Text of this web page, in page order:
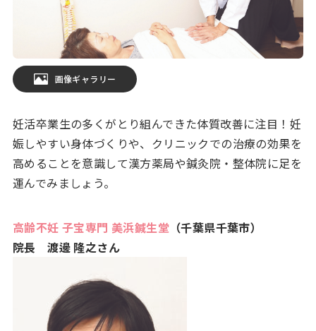
画像ギャラリー
妊活卒業生の多くがとり組んできた体質改善に注目！妊
娠しやすい身体づくりや、クリニックでの治療の効果を
高めることを意識して漢方薬局や鍼灸院・整体院に足を
運んでみましょう。
高齢不妊 子宝専門 美浜鍼生堂（千葉県千葉市）
院長 渡邊 隆之さん